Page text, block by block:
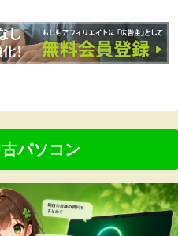
パソコン